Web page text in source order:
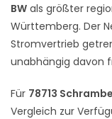
BW als größter
Württemberg. Der
Stromvertrieb
unabhängig davon
Für 78713
Vergleich zur